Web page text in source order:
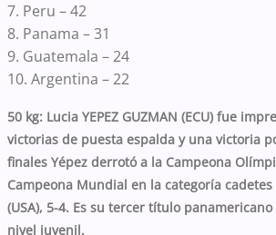
7. Peru – 42
8. Panama – 31
9. Guatemala – 24
10. Argentina – 22
50 kg: Lucia YEPEZ GUZMAN (ECU) fue
victorias de puesta espalda y una victoria
finales Yépez derrotó a la Campeona
Campeona Mundial en la categoría cadetes
(USA), 5-4. Es su tercer título
nivel juvenil.